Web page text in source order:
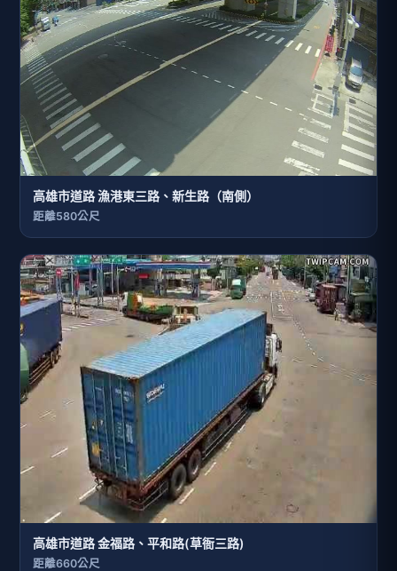
高雄市道路 漁港東三路、新生路（南側）
距離580公尺
高雄市道路 金福路、平和路(草衙三路)
距離660公尺